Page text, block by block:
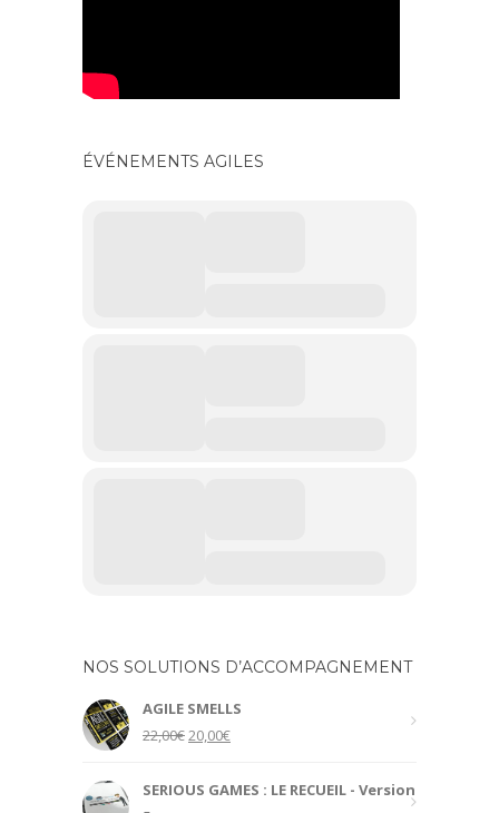
ÉVÉNEMENTS AGILES
NOS SOLUTIONS D’ACCOMPAGNEMENT
AGILE SMELLS
22,00€ Original
was:
20,00€Current
is:
SERIOUS GAMES : LE RECUEIL - Version